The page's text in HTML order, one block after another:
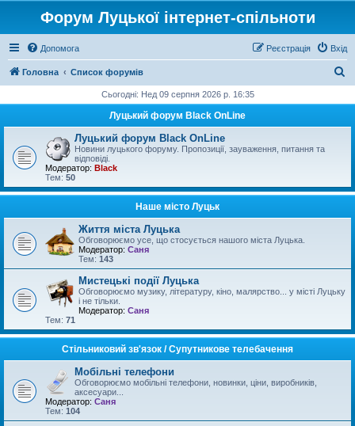
Форум Луцької інтернет-спільноти
Допомога Вхід
Реєстрація
Головна Список форумів
у
Сьогодні: Нед 09 серпня 2026 р. 16:35
Луцький форум Black OnLine
Луцький форум Black OnLine
Новини луцького форуму. Пропозиції, зауваження, питання та
відповіді.
Модератор: Black
Тем: 50
Наше місто Луцьк
Життя міста Луцька
Обговорюємо усе, що стосується нашого міста Луцька.
Модератор: Саня
Тем: 143
Мистецькі події Луцька
Обговорюємо музику, літературу, кіно, малярство... у місті Луцьку
і не тільки.
Модератор: Саня
Тем: 71
Стільниковий зв'язок / Супутникове телебачення
Мобільні телефони
Обговорюємо мобільні телефони, новинки, ціни, виробників,
аксесуари...
Модератор: Саня
Тем: 104